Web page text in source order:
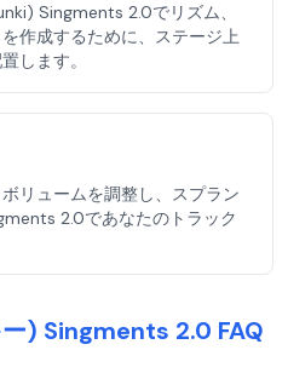
Singments 2.0でリズム、
作成するために、ステージ上
します。
リュームを調整し、スプラン
2.0であなたのトラック
) Singments 2.0 FAQ